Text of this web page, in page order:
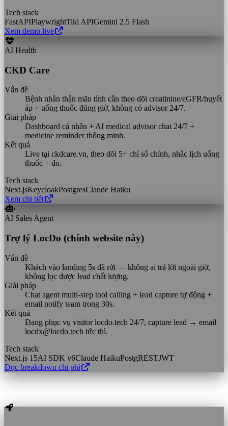
Tech stack
FastAPIPlaywrightTiki APIGemini 2.5 Flash
Xem demo live
AI Health
CKD Care
Vấn đề
Bệnh nhân thận mãn tính cần theo dõi creatinine/eGFR/huyết
áp + uống thuốc đúng giờ, không có advisor 24/7.
Giải pháp
Dashboard cá nhân + AI medical advisor chat 24/7 +
medicine reminder thông minh.
Kết quả
Live tại ckdcare.vn, theo dõi 5+ chỉ số chính, nhắc lịch uống
thuốc + đo.
Tech stack
Next.jsKeycloakPostgresClaude Haiku
Xem chi tiết
AI Sales Agent
Trợ lý LocDo (chính website này)
Vấn đề
Khách vào landing 5s đã rời — không ai trả lời ngoài giờ,
không lọc được lead chất lượng.
Giải pháp
Chat agent multi-step tool calling + lead capture tự động +
email notify team trong 30s.
Kết quả
Đang phục vụ visitor locdo.tech 24/7, capture lead → email
locdx@locdo.tech tức thì.
Tech stack
Next.js 15AI SDK v6Claude HaikuPostgRESTJWT
Đọc breakdown chi phí